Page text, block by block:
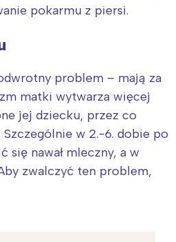
pokarmu z piersi.
problem – mają za
matki wytwarza więcej
jej dziecku, przez co
Szczególnie w 2.-6. dobie po
się nawał mleczny, a w
zwalczyć ten problem,